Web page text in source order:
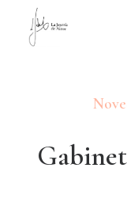
APUNTES
Gabinet